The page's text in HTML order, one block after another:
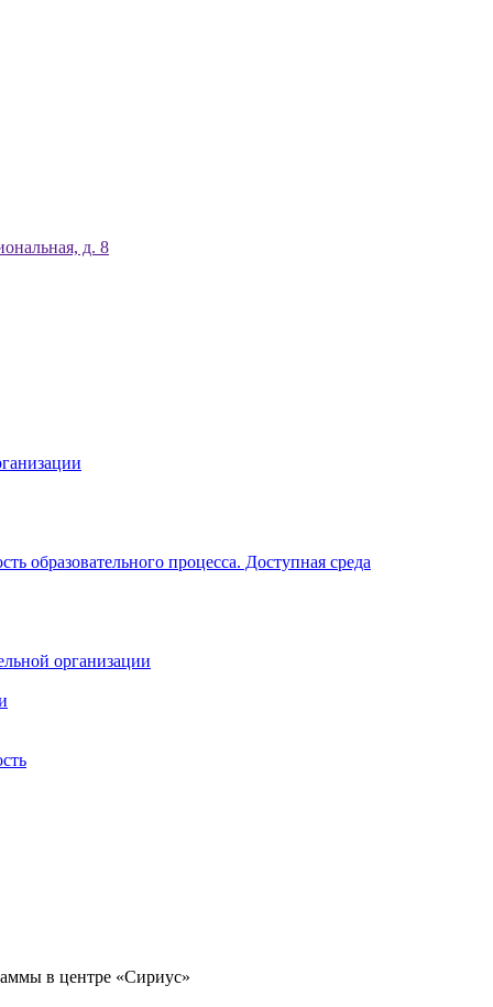
д. 8
образовательного процесса. Доступная среда
организации
в центре «Сириус»